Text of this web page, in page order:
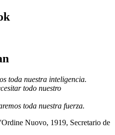
toda nuestra inteligencia.
todo nuestro
toda nuestra fuerza.
Nuovo, 1919, Secretario de